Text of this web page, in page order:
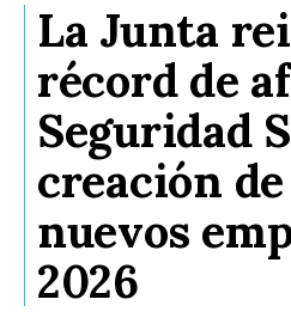
La Junta
récord de
Seguridad
creación
nuevos
2026